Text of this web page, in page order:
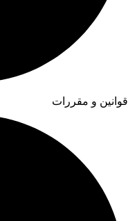
قوانین و مقررات